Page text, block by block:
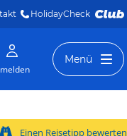
HolidayCheck
Menü
Einen Reisetipp bewerten